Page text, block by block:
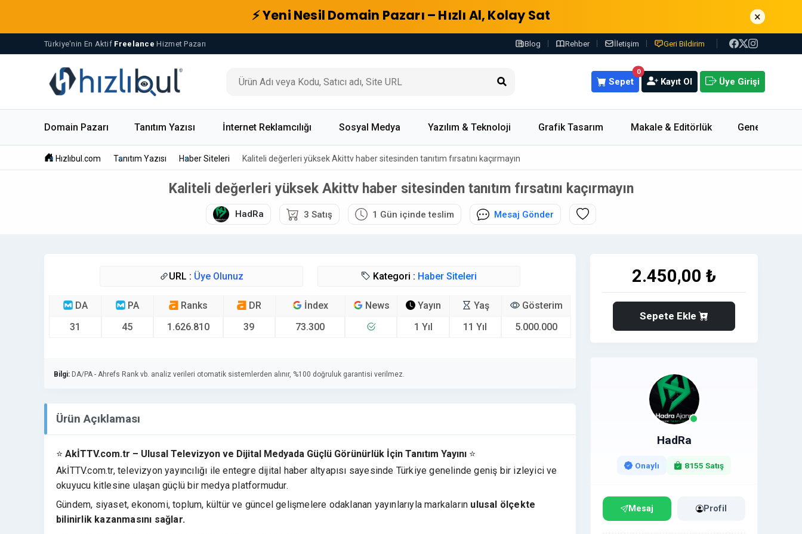
⚡ Yeni Nesil Domain Pazarı – Hızlı Al, Kolay Sat ×
Türkiye'nin En Aktif Freelance Hizmet Pazarı Blog Rehber İletişim Geri Bildirim
0
Sepet Kayıt Ol Üye Girişi
Domain Pazarı Tanıtım Yazısı İnternet Reklamcılığı Sosyal Medya Yazılım & Teknoloji Grafik Tasarım Makale & Editörlük Genel
Hızlıbul.com Tanıtım Yazısı Haber Siteleri Kaliteli değerleri yüksek Akittv haber sitesinden tanıtım fırsatını kaçırmayın
Kaliteli değerleri yüksek Akittv haber sitesinden tanıtım fırsatını kaçırmayın
HadRa 3 Satış 1 Gün içinde teslim Mesaj Gönder
URL : Üye Olunuz Kategori : Haber Siteleri
DA
31
PA
45
Ranks
1.626.810
DR
39
İndex
73.300
News
Yayın
1 Yıl
Yaş
11 Yıl
Gösterim
5.000.000
Bilgi: DA/PA - Ahrefs Rank vb. analiz verileri otomatik sistemlerden alınır, %100 doğruluk garantisi verilmez.
Ürün Açıklaması
⭐ AkİTTV.com.tr – Ulusal Televizyon ve Dijital Medyada Güçlü Görünürlük İçin Tanıtım Yayını ⭐
AkİTTV.com.tr, televizyon yayıncılığı ile entegre dijital haber altyapısı sayesinde Türkiye genelinde geniş bir izleyici ve
okuyucu kitlesine ulaşan güçlü bir medya platformudur.
Gündem, siyaset, ekonomi, toplum, kültür ve güncel gelişmelere odaklanan yayınlarıyla markaların ulusal ölçekte
bilinirlik kazanmasını sağlar.
2.450,00 ₺
Sepete Ekle
HadRa
Onaylı 8155 Satış
Mesaj Profil